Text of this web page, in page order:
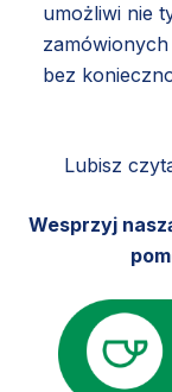
umożliwi nie
bez
Lubisz
Wesprzyj